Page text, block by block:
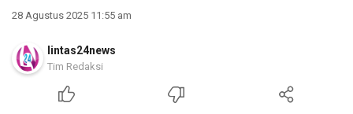
28 Agustus 2025 11:55 am
lintas24news
Tim Redaksi